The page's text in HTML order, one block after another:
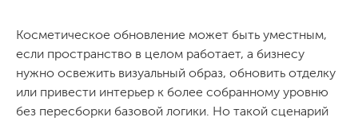
Косметическое обновление может быть уместным,
если пространство в целом работает, а бизнесу
нужно освежить визуальный образ, обновить отделку
или привести интерьер к более собранному уровню
без пересборки базовой логики. Но такой сценарий